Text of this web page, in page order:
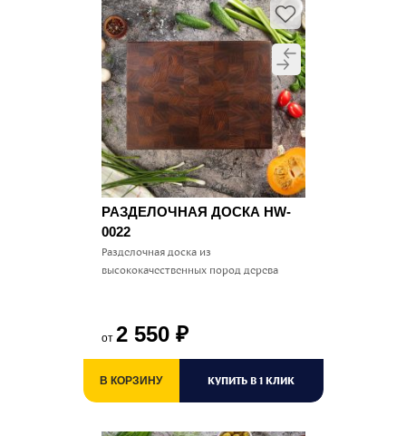
РАЗДЕЛОЧНАЯ ДОСКА HW-
0022
Разделочная доска из
высококачественных пород дерева
от 2 550 ₽
В КОРЗИНУ КУПИТЬ В 1 КЛИК